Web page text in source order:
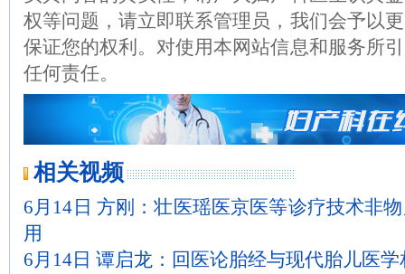
权等问题，请立即联系管理员，我们会予以
保证您的权利。对使用本网站信息和服务所
任何责任。
相关视频
6月14日 方刚：壮医瑶医京医等诊疗技术非
用
6月14日 谭启龙：回医论胎经与现代胎儿医